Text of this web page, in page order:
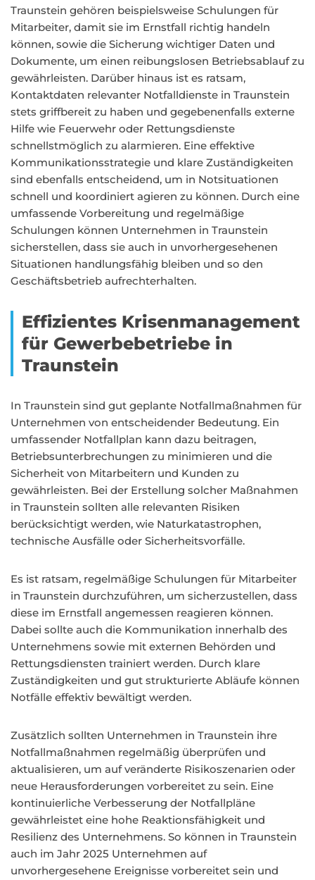
Traunstein gehören beispielsweise Schulungen für
Mitarbeiter, damit sie im Ernstfall richtig handeln
können, sowie die Sicherung wichtiger Daten und
Dokumente, um einen reibungslosen Betriebsablauf zu
gewährleisten. Darüber hinaus ist es ratsam,
Kontaktdaten relevanter Notfalldienste in Traunstein
stets griffbereit zu haben und gegebenenfalls externe
Hilfe wie Feuerwehr oder Rettungsdienste
schnellstmöglich zu alarmieren. Eine effektive
Kommunikationsstrategie und klare Zuständigkeiten
sind ebenfalls entscheidend, um in Notsituationen
schnell und koordiniert agieren zu können. Durch eine
umfassende Vorbereitung und regelmäßige
Schulungen können Unternehmen in Traunstein
sicherstellen, dass sie auch in unvorhergesehenen
Situationen handlungsfähig bleiben und so den
Geschäftsbetrieb aufrechterhalten.
Effizientes Krisenmanagement
für Gewerbebetriebe in
Traunstein
In Traunstein sind gut geplante Notfallmaßnahmen für
Unternehmen von entscheidender Bedeutung. Ein
umfassender Notfallplan kann dazu beitragen,
Betriebsunterbrechungen zu minimieren und die
Sicherheit von Mitarbeitern und Kunden zu
gewährleisten. Bei der Erstellung solcher Maßnahmen
in Traunstein sollten alle relevanten Risiken
berücksichtigt werden, wie Naturkatastrophen,
technische Ausfälle oder Sicherheitsvorfälle.
Es ist ratsam, regelmäßige Schulungen für Mitarbeiter
in Traunstein durchzuführen, um sicherzustellen, dass
diese im Ernstfall angemessen reagieren können.
Dabei sollte auch die Kommunikation innerhalb des
Unternehmens sowie mit externen Behörden und
Rettungsdiensten trainiert werden. Durch klare
Zuständigkeiten und gut strukturierte Abläufe können
Notfälle effektiv bewältigt werden.
Zusätzlich sollten Unternehmen in Traunstein ihre
Notfallmaßnahmen regelmäßig überprüfen und
aktualisieren, um auf veränderte Risikoszenarien oder
neue Herausforderungen vorbereitet zu sein. Eine
kontinuierliche Verbesserung der Notfallpläne
gewährleistet eine hohe Reaktionsfähigkeit und
Resilienz des Unternehmens. So können in Traunstein
auch im Jahr 2025 Unternehmen auf
unvorhergesehene Ereignisse vorbereitet sein und